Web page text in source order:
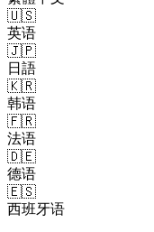
🇺🇸
英语
🇯🇵
日語
🇰🇷
韩语
🇫🇷
法语
🇩🇪
德语
🇪🇸
西班牙语